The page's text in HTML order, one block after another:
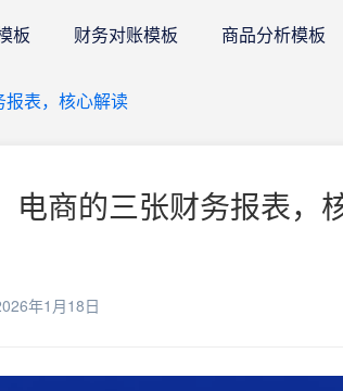
板 财务对账模板 商品分析模板
表，核心解读
电商的三张财务报表，
年1月18日